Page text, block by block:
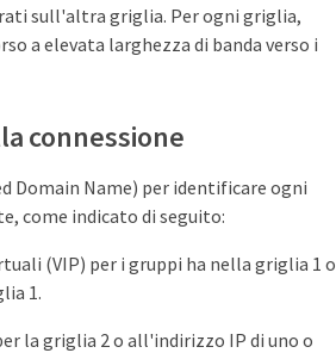
sull'altra griglia. Per ogni griglia,
a elevata larghezza di banda verso i
connessione
Domain Name) per identificare ogni
come indicato di seguito:
(VIP) per i gruppi ha nella griglia 1 o
1.
la griglia 2 o all'indirizzo IP di uno o